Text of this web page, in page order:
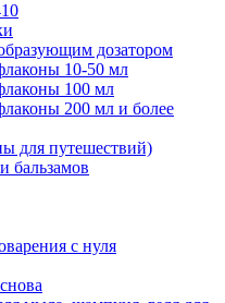
дозатором
10-50 мл
100 мл
200 мл и более
для путешествий)
бальзамов
с нуля